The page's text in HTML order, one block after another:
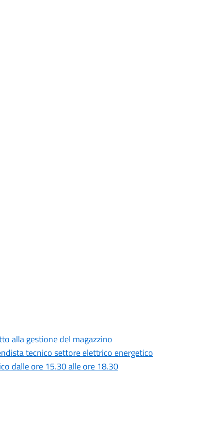
alla gestione del magazzino
tecnico settore elettrico energetico
dalle ore 15.30 alle ore 18.30